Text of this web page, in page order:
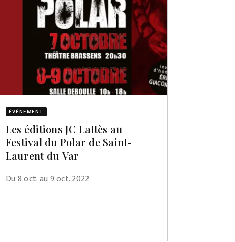
ÉVÈNEMENT
Les éditions JC Lattès au
Festival du Polar de Saint-
Laurent du Var
Du 8 oct. au 9 oct. 2022